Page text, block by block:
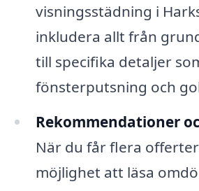
visningsstädning i
inkludera allt från
till specifika detaljer
fönsterputsning och
Rekommendationer
När du får flera
möjlighet att läsa